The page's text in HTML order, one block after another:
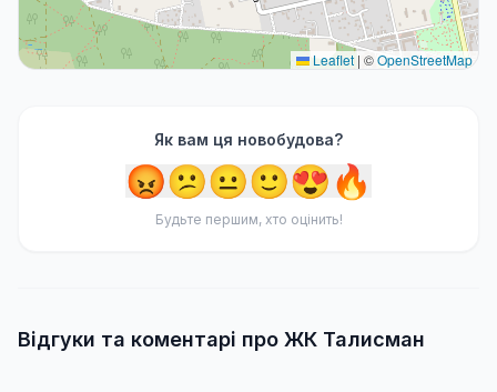
Leaflet | ©OpenStreetMap
Як вам ця новобудова?
😡😕😐🙂😍🔥
Будьте першим, хто оцінить!
Відгуки та коментарі про ЖК Талисман